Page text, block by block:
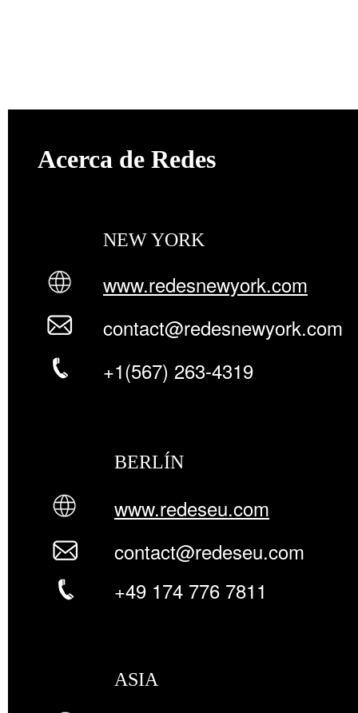
Acerca de Redes
NEW YORK
www.redesnewyork.com
contact@redesnewyork.com
+1(567) 263-4319
BERLÍN
www.redeseu.com
contact@redeseu.com
+49 174 776 7811
ASIA